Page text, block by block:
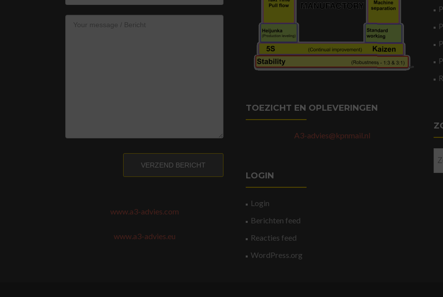
VERZEND BERICHT
www.a3-advies.com
www.a3-advies.eu
TOEZICHT EN OPLEVERINGEN
A3-advies@kpnmail.nl
LOGIN
Login
Berichten feed
Reacties feed
WordPress.org